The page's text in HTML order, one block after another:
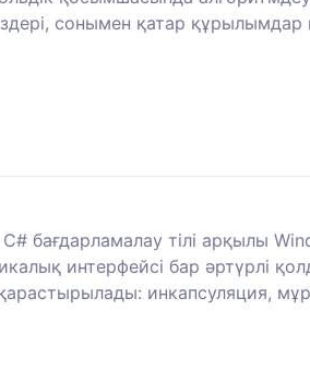
сонымен қатар
бағдарламалау тілі арқылы
интерфейсі бар әртүрлі
инкапсуляция,